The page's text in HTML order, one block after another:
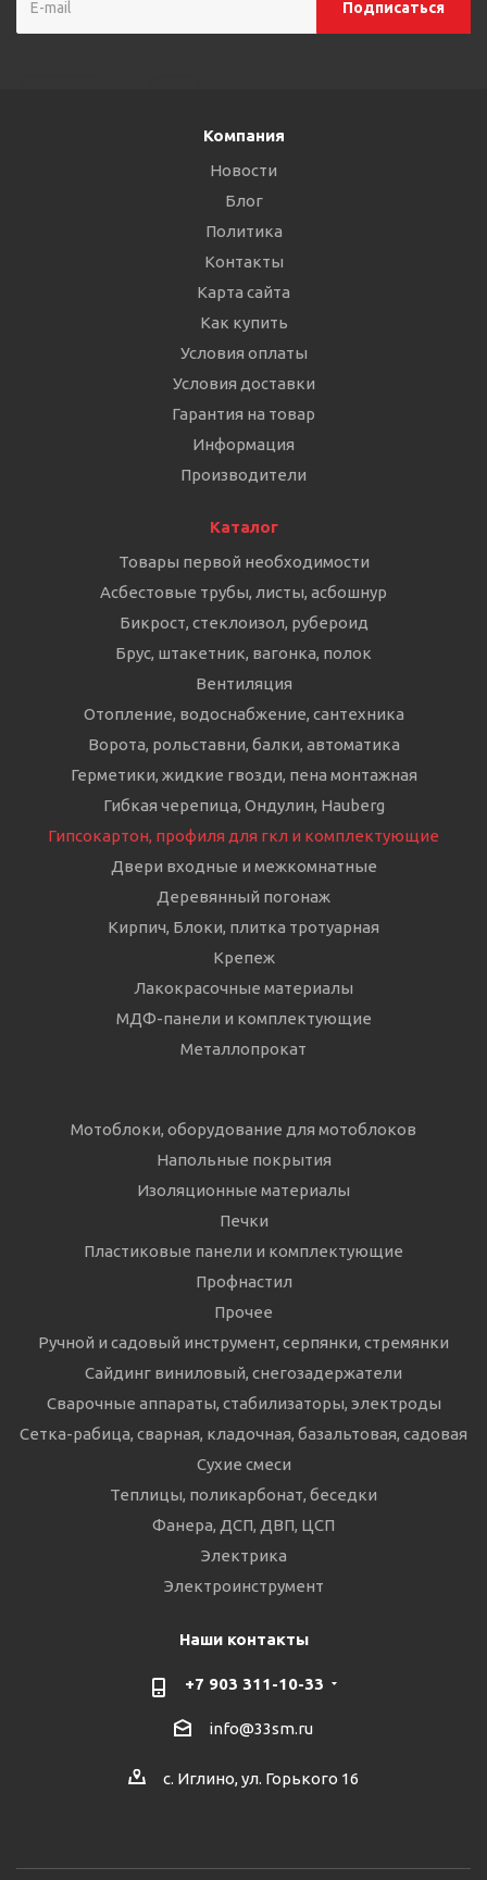
Компания
Новости
Блог
Политика
Контакты
Карта сайта
Как купить
Условия оплаты
Условия доставки
Гарантия на товар
Информация
Производители
Каталог
Товары первой необходимости
Асбестовые трубы, листы, асбошнур
Бикрост, стеклоизол, рубероид
Брус, штакетник, вагонка, полок
Вентиляция
Отопление, водоснабжение, сантехника
Ворота, рольставни, балки, автоматика
Герметики, жидкие гвозди, пена монтажная
Гибкая черепица, Ондулин, Hauberg
Гипсокартон, профиля для гкл и комплектующие
Двери входные и межкомнатные
Деревянный погонаж
Кирпич, Блоки, плитка тротуарная
Крепеж
Лакокрасочные материалы
МДФ-панели и комплектующие
Металлопрокат
Мотоблоки, оборудование для мотоблоков
Напольные покрытия
Изоляционные материалы
Печки
Пластиковые панели и комплектующие
Профнастил
Прочее
Ручной и садовый инструмент, серпянки, стремянки
Сайдинг виниловый, снегозадержатели
Сварочные аппараты, стабилизаторы, электроды
Сетка-рабица, сварная, кладочная, базальтовая, садовая
Сухие смеси
Теплицы, поликарбонат, беседки
Фанера, ДСП, ДВП, ЦСП
Электрика
Электроинструмент
Наши контакты
+7 903 311-10-33
info@33sm.ru
с. Иглино, ул. Горького 16